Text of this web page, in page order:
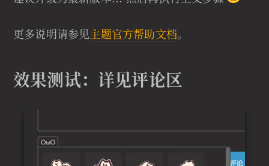
更多说明请参见主题官方帮助文档。
效果测试：详见评论区